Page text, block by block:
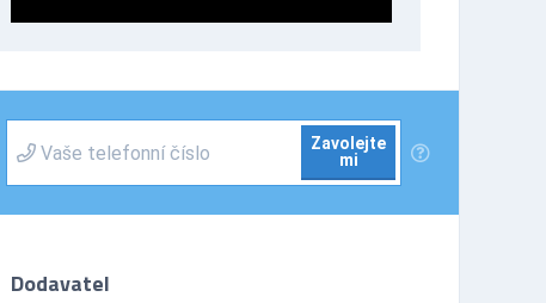
Zavolejte
mi
Dodavatel